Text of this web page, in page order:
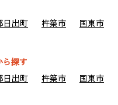
日出町 杵築市
国東市
ら探す
日出町 杵築市
国東市